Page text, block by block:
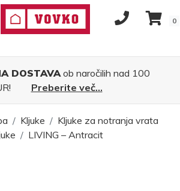
0
DOSTAVAob naročilih nad 100
Preberite več...
Kljuke
Kljuke za notranja vrata
LIVING – Antracit